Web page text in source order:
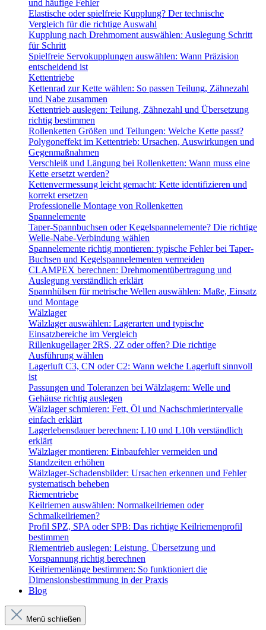
und häufige Fehler
Elastische oder spielfreie Kupplung? Der technische
Vergleich für die richtige Auswahl
Kupplung nach Drehmoment auswählen: Auslegung Schritt
für Schritt
Spielfreie Servokupplungen auswählen: Wann Präzision
entscheidend ist
Kettentriebe
Kettenrad zur Kette wählen: So passen Teilung, Zähnezahl
und Nabe zusammen
Kettentrieb auslegen: Teilung, Zähnezahl und Übersetzung
richtig bestimmen
Rollenketten Größen und Teilungen: Welche Kette passt?
Polygoneffekt im Kettentrieb: Ursachen, Auswirkungen und
Gegenmaßnahmen
Verschleiß und Längung bei Rollenketten: Wann muss eine
Kette ersetzt werden?
Kettenvermessung leicht gemacht: Kette identifizieren und
korrekt ersetzen
Professionelle Montage von Rollenketten
Spannelemente
Taper-Spannbuchsen oder Kegelspannelemente? Die richtige
Welle-Nabe-Verbindung wählen
Spannelemente richtig montieren: typische Fehler bei Taper-
Buchsen und Kegelspannelementen vermeiden
CLAMPEX berechnen: Drehmomentübertragung und
Auslegung verständlich erklärt
Spannhülsen für metrische Wellen auswählen: Maße, Einsatz
und Montage
Wälzlager
Wälzlager auswählen: Lagerarten und typische
Einsatzbereiche im Vergleich
Rillenkugellager 2RS, 2Z oder offen? Die richtige
Ausführung wählen
Lagerluft C3, CN oder C2: Wann welche Lagerluft sinnvoll
ist
Passungen und Toleranzen bei Wälzlagern: Welle und
Gehäuse richtig auslegen
Wälzlager schmieren: Fett, Öl und Nachschmierintervalle
einfach erklärt
Lagerlebensdauer berechnen: L10 und L10h verständlich
erklärt
Wälzlager montieren: Einbaufehler vermeiden und
Standzeiten erhöhen
Wälzlager-Schadensbilder: Ursachen erkennen und Fehler
systematisch beheben
Riementriebe
Keilriemen auswählen: Normalkeilriemen oder
Schmalkeilriemen?
Profil SPZ, SPA oder SPB: Das richtige Keilriemenprofil
bestimmen
Riementrieb auslegen: Leistung, Übersetzung und
Vorspannung richtig berechnen
Keilriemenlänge bestimmen: So funktioniert die
Dimensionsbestimmung in der Praxis
Blog
Menü schließen